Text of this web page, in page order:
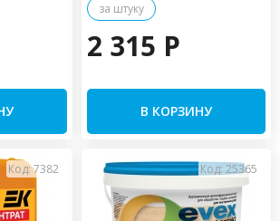
за штуку
2 315 P
В КОРЗИНУ
Код: 7382 Код: 25365